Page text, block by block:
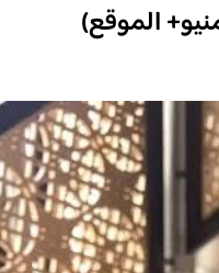
الموقع)